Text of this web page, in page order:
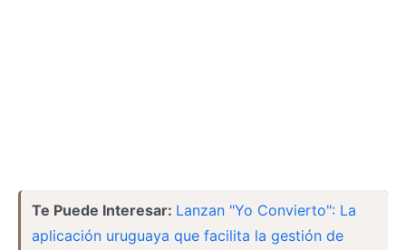
Te Puede Interesar: Lanzan "Yo Convierto": La
aplicación uruguaya que facilita la gestión de